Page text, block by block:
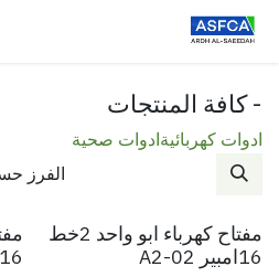
تخطي للذهاب إلى المحتوى
- كافة المنتجات
ادوات كهربائيةادوات صحية
الفرز
مفتاح كهرباء ابو واحد 2خط
16امبير A2-02
16 مبير A2-04